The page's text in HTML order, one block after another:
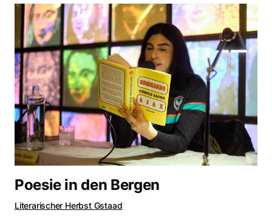
Poesie in den Bergen
Literarischer Herbst Gstaad